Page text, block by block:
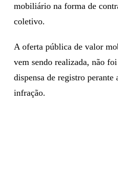
mobiliário na forma de
coletivo.
A oferta pública de valor
vem sendo realizada, não
dispensa de registro
infração.